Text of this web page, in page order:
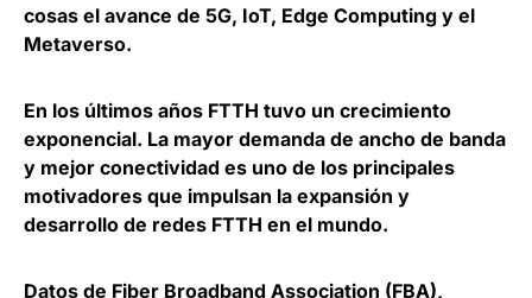
cosas el avance de 5G, IoT, Edge Computing y el
Metaverso.
En los últimos años FTTH tuvo un crecimiento
exponencial. La mayor demanda de ancho de banda
y mejor conectividad es uno de los principales
motivadores que impulsan la expansión y
desarrollo de redes FTTH en el mundo.
Datos de Fiber Broadband Association (FBA),